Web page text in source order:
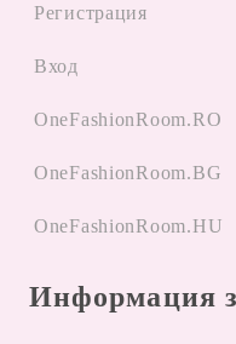
Регистрация
Вход
OneFashionRoom.RO
OneFashionRoom.BG
OneFashionRoom.HU
Информация